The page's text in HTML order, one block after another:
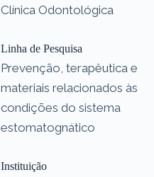
Clínica Odontológica
Linha de Pesquisa
Prevenção, terapêutica e
materiais relacionados às
condições do sistema
estomatognático
Instituição